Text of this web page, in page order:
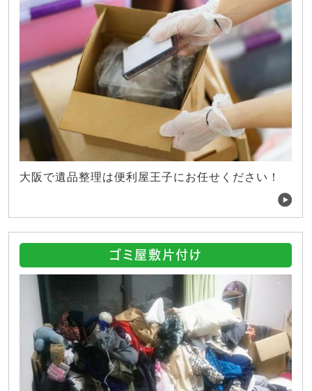
大阪で遺品整理は便利屋王子にお任せください！
ゴミ屋敷片付け